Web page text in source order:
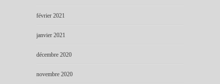
février 2021
janvier 2021
décembre 2020
novembre 2020